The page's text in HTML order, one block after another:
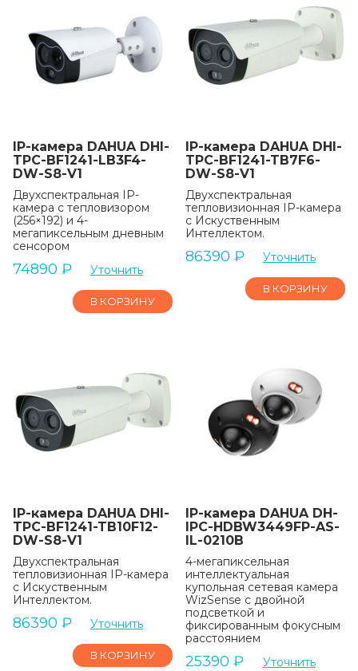
IP-камера DAHUA DHI-
TPC-BF1241-LB3F4-
DW-S8-V1
Двухспектральная IP-
камера с тепловизором
(256×192) и 4-
мегапиксельным дневным
сенсором
74890 ₽ Уточнить
В КОРЗИНУ
IP-камера DAHUA DHI-
TPC-BF1241-TB7F6-
DW-S8-V1
Двухспектральная
тепловизионная IP-камера
с Искуственным
Интеллектом.
86390 ₽ Уточнить
В КОРЗИНУ
IP-камера DAHUA DHI-
TPC-BF1241-TB10F12-
DW-S8-V1
Двухспектральная
тепловизионная IP-камера
с Искуственным
Интеллектом.
86390 ₽ Уточнить
В КОРЗИНУ
IP-камера DAHUA DH-
IPC-HDBW3449FP-AS-
IL-0210B
4-мегапиксельная
интеллектуальная
купольная сетевая камера
WizSense с двойной
подсветкой и
фиксированным фокусным
расстоянием
25390 ₽ Уточнить